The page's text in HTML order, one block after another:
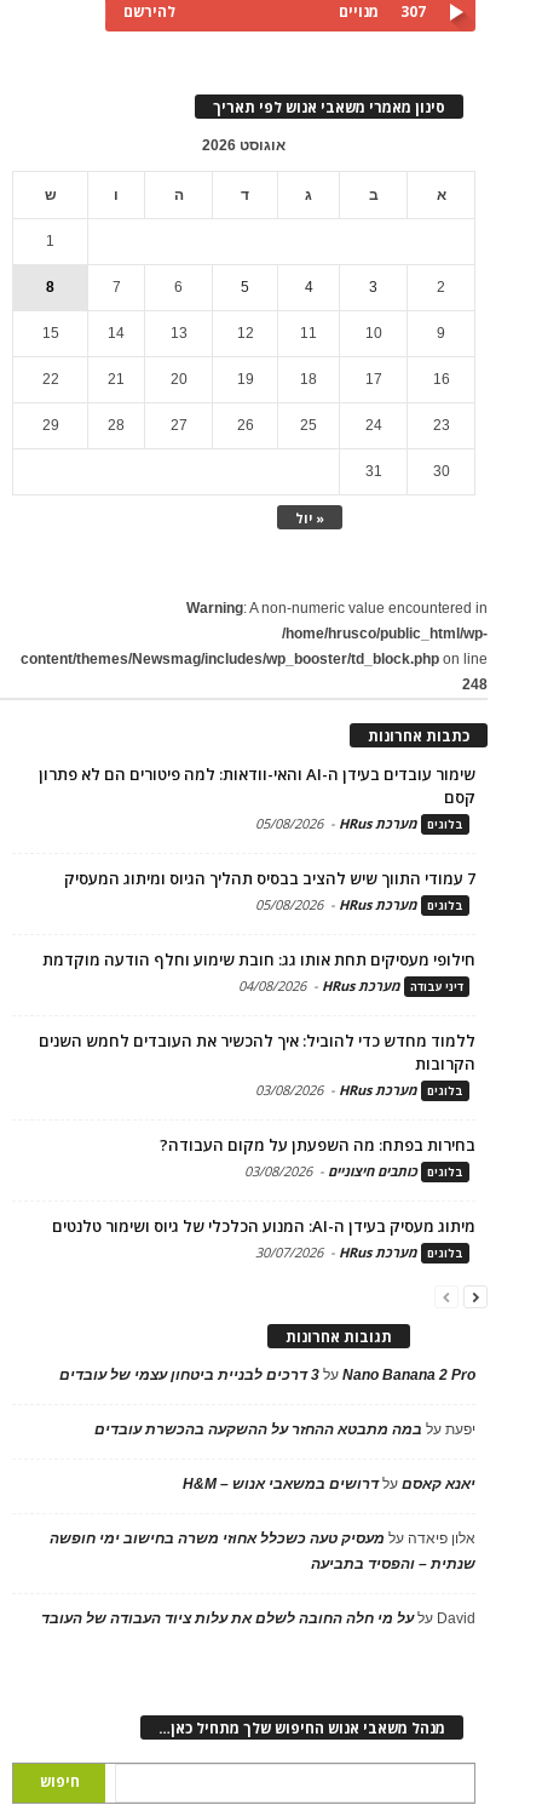
307 מנויים להירשם
סינון מאמרי משאבי אנוש לפי תאריך
אוגוסט 2026
א ב ג ד ה ו ש
« יול
1
2
3
4
5
6
7
8
9
10
11
12
13
14
15
16
17
18
19
20
21
22
23
24
25
26
27
28
29
30
31
Warning: A non-numeric value encountered in
/home/hrusco/public_html/wp-
content/themes/Newsmag/includes/wp_booster/td_block.php on line
248
כתבות אחרונות
שימור עובדים בעידן ה-AI והאי-וודאות: למה פיטורים הם לא פתרון
קסם
בלוגים מערכת HRus -
05/08/2026
7 עמודי התווך שיש להציב בבסיס תהליך הגיוס ומיתוג המעסיק
בלוגים מערכת HRus -
05/08/2026
חילופי מעסיקים תחת אותו גג: חובת שימוע וחלף הודעה מוקדמת
דיני עבודה מערכת HRus -
04/08/2026
ללמוד מחדש כדי להוביל: איך להכשיר את העובדים לחמש השנים
הקרובות
בלוגים מערכת HRus -
03/08/2026
בחירות בפתח: מה השפעתן על מקום העבודה?
בלוגים כותבים חיצוניים -
03/08/2026
מיתוג מעסיק בעידן ה-AI: המנוע הכלכלי של גיוס ושימור טלנטים
בלוגים מערכת HRus -
30/07/2026
תגובות אחרונות
Nano Banana 2 Proעל 3 דרכים לבניית ביטחון עצמי של עובדים
יפעתעל במה מתבטא ההחזר על ההשקעה בהכשרת עובדים
יאנא קאסםעלדרושים במשאבי אנוש – H&M
אלון פיאדה על מעסיק טעה כשכלל אחוזי משרה בחישוב ימי חופשה
שנתית – והפסיד בתביעה
David עלעל מי חלה החובה לשלם את עלות ציוד העבודה של העובד
מנהל משאבי אנוש החיפוש שלך מתחיל כאן…